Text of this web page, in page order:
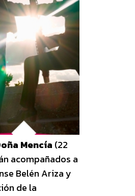
Mencía (22
acompañados a
Belén Ariza y
de la